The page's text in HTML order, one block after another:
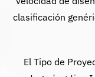
clasificación
El Tipo de